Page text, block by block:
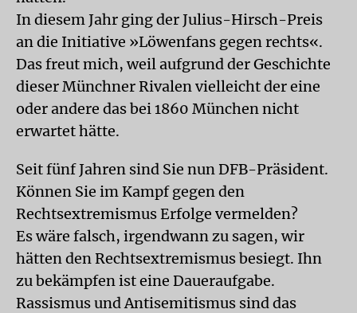
In diesem Jahr ging der Julius-Hirsch-Preis
an die Initiative »Löwenfans gegen rechts«.
Das freut mich, weil aufgrund der Geschichte
dieser Münchner Rivalen vielleicht der eine
oder andere das bei 1860 München nicht
erwartet hätte.
Seit fünf Jahren sind Sie nun DFB-Präsident.
Können Sie im Kampf gegen den
Rechtsextremismus Erfolge vermelden?
Es wäre falsch, irgendwann zu sagen, wir
hätten den Rechtsextremismus besiegt. Ihn
zu bekämpfen ist eine Daueraufgabe.
Rassismus und Antisemitismus sind das